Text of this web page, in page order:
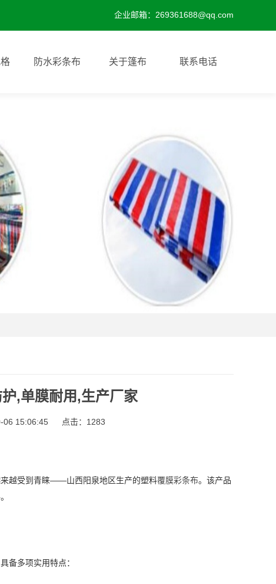
企业邮箱：269361688@qq.com
防水彩条布 关于篷布 联系电话
,单膜耐用,生产厂家
06 15:06:45 点击： 1283
来越受到青睐——山西阳泉地区生产的塑料覆膜彩条布。该产品
备多项实用特点：